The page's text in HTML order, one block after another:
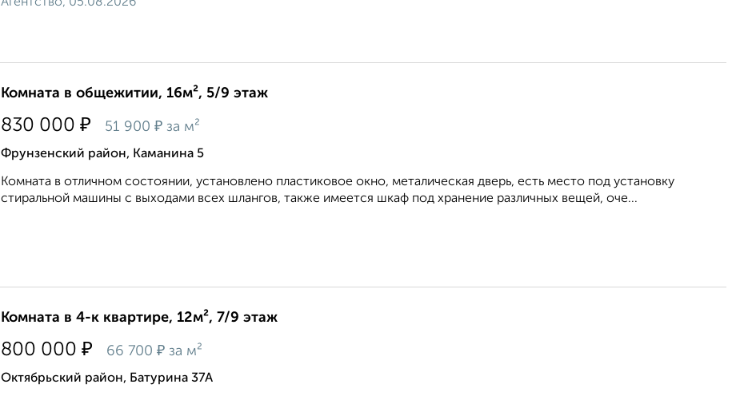
Агентство, 05.08.2026
Комната в общежитии, 16м², 5/9 этаж
830 000 ₽ 51 900 ₽ за м²
Фрунзенский район, Каманина 5
Комната в отличном состоянии, установлено пластиковое окно, металическая дверь, есть место под установку
стиральной машины с выходами всех шлангов, также имеется шкаф под хранение различных вещей, оче...
Комната в 4-к квартире, 12м², 7/9 этаж
800 000 ₽ 66 700 ₽ за м²
Октябрьский район, Батурина 37А